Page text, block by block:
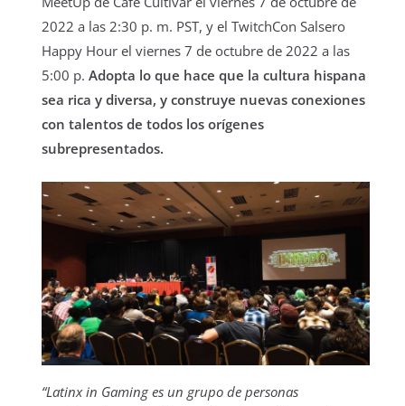
2022 a las 2:30 p. m. PST, y el TwitchCon Salsero
Happy Hour el viernes 7 de octubre de 2022 a las
5:00 p. Adopta lo que hace que la cultura hispana
sea rica y diversa, y construye nuevas conexiones
con talentos de todos los orígenes
subrepresentados.
“Latinx in Gaming es un grupo de personas